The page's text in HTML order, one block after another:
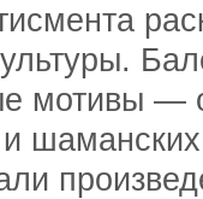
мотивы —